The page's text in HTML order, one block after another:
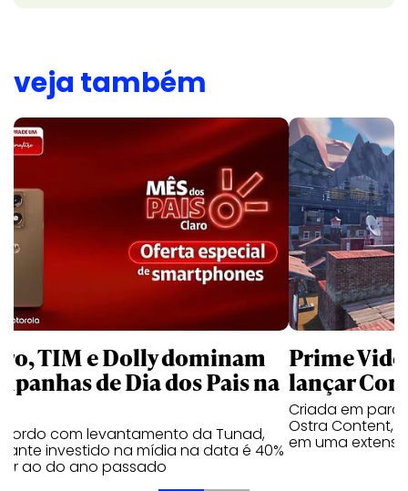
veja também
TIM e Dolly dominam
de Dia dos Pais na
com levantamento da Tunad,
investido na mídia na data é 40%
ao do ano passado
Prime
lançar
Criada em
Ostra Content,
em uma